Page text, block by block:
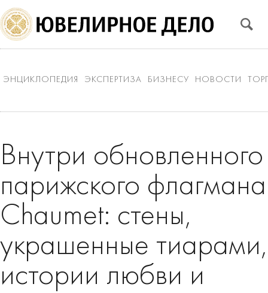
ЭНЦИКЛОПЕДИЯ ЭКСПЕРТИЗА БИЗНЕСУ НОВОСТИ
Внутри обновленного
парижского флагмана
Chaumet: стены,
украшенные тиарами,
истории любви и